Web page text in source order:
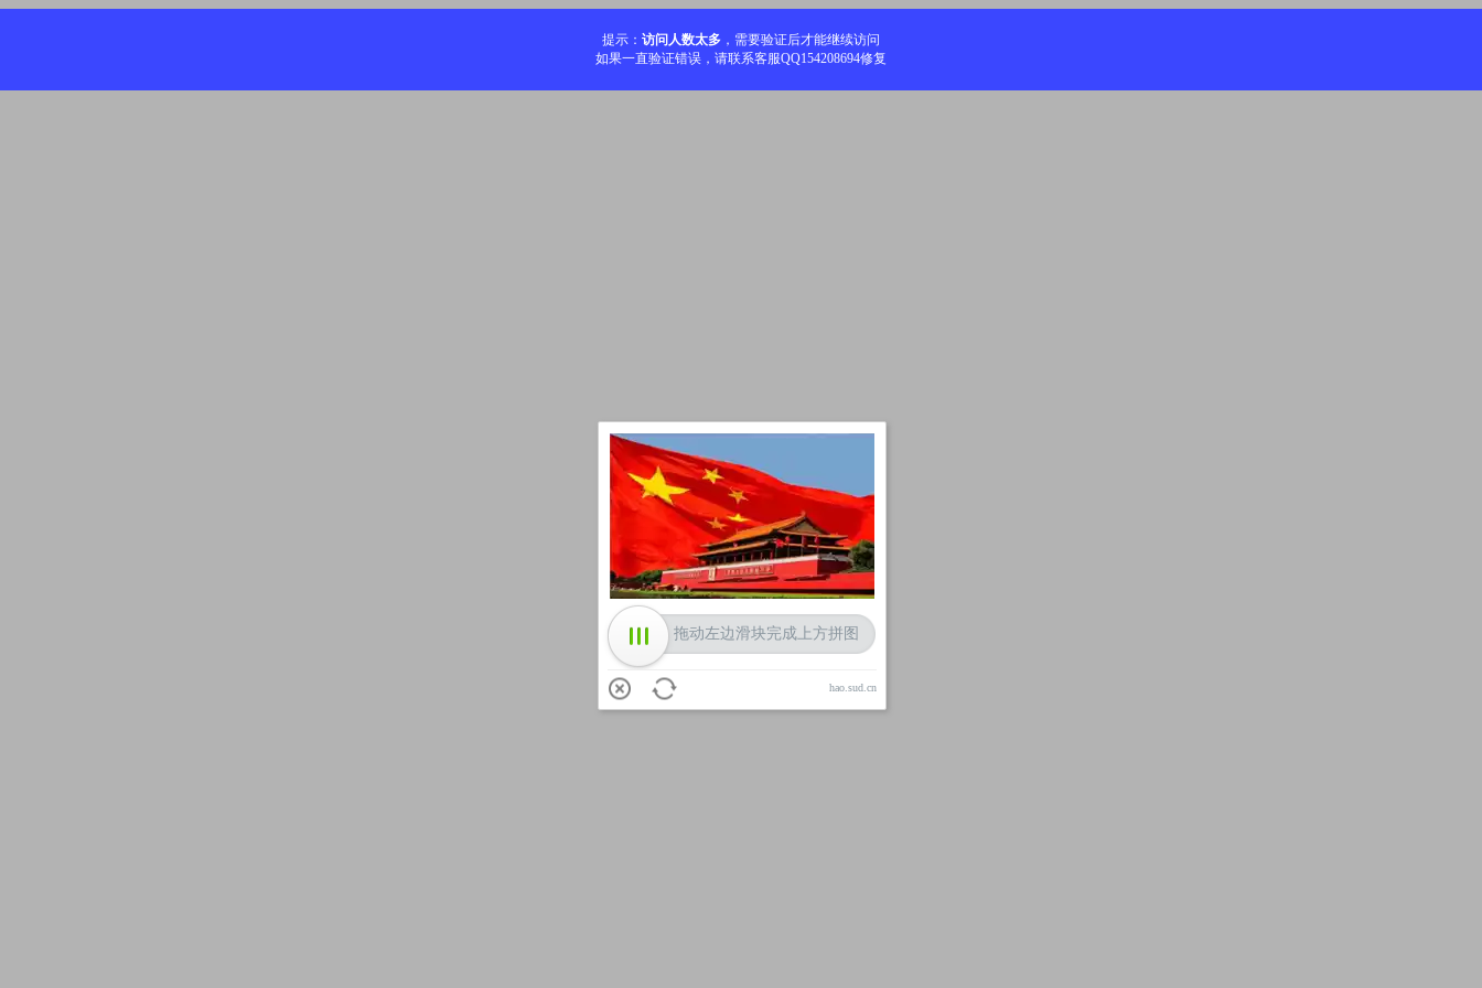
提示： 访问人数太多 ，需要验证后才能继续访问
如果一直验证错误，请联系客服QQ154208694修复
加载中
拖动左边滑块完成上方拼图
hao.sud.cn